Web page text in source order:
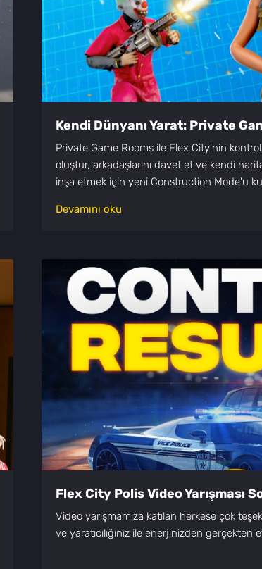
Kendi Dünyanı Yarat: Private
Private Game Rooms ile Flex City'nin
oluştur, arkadaşlarını davet et ve kendi
inşa etmek için yeni Construction Mode'u
Devamını oku
Flex City Polis Video Yarışması
Video yarışmamıza katılan herkese çok
ve yaratıcılığınız ile enerjinizden gerçekten